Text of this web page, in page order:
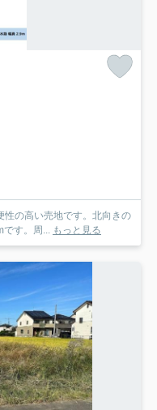
性の高い売地です。北向きの
す。周...
もっと見る